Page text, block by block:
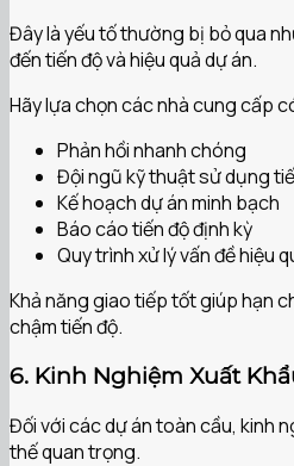
Đây là yếu tố thường bị bỏ qua
đến tiến độ và hiệu quả dự án.
Hãy lựa chọn các nhà cung cấp
Phản hồi nhanh chóng
Đội ngũ kỹ thuật sử dụng
Kế hoạch dự án minh bạch
Báo cáo tiến độ định kỳ
Quy trình xử lý vấn đề hiệu
Khả năng giao tiếp tốt giúp hạn
chậm tiến độ.
6. Kinh Nghiệm Xuất
Đối với các dự án toàn cầu, kinh
thế quan trọng.